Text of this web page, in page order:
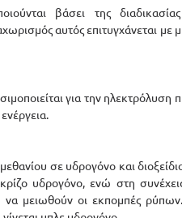
βάσει της
αυτός επιτυγχάνεται με
για την ηλεκτρόλυση
σε υδρογόνο και
υδρογόνο, ενώ στη
μειωθούν οι εκπομπές